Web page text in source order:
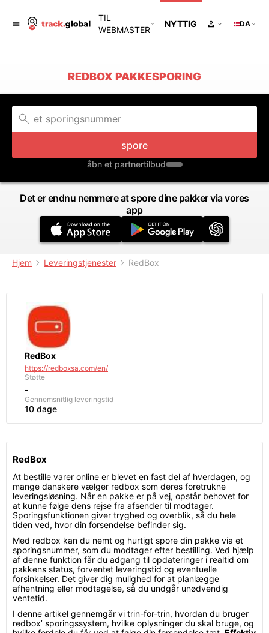
TIL
WEBMASTER
NYTTIG DA
REDBOX PAKKESPORING
spore
åbn et partnertilbud
Det er endnu nemmere at spore dine pakker via vores
app
Hjem Leveringstjenester RedBox
RedBox
https://redboxsa.com/en/
Støtte
-
Gennemsnitlig leveringstid
10 dage
RedBox
At bestille varer online er blevet en fast del af hverdagen, og
mange danskere vælger redbox som deres foretrukne
leveringsløsning. Når en pakke er på vej, opstår behovet for
at kunne følge dens rejse fra afsender til modtager.
Sporingsfunktionen giver tryghed og overblik, så du hele
tiden ved, hvor din forsendelse befinder sig.
Med redbox kan du nemt og hurtigt spore din pakke via et
sporingsnummer, som du modtager efter bestilling. Ved hjælp
af denne funktion får du adgang til opdateringer i realtid om
pakkens status, forventet leveringstid og eventuelle
forsinkelser. Det giver dig mulighed for at planlægge
afhentning eller modtagelse, så du undgår unødvendig
ventetid.
I denne artikel gennemgår vi trin-for-trin, hvordan du bruger
redbox’ sporingssystem, hvilke oplysninger du skal bruge, og